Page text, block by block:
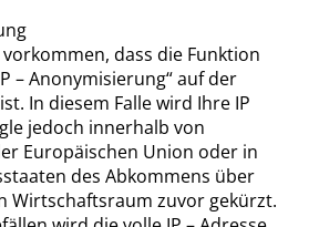
dass die Funktion
– Anonymisierung“ auf der
In diesem Falle wird Ihre IP
jedoch innerhalb von
Europäischen Union oder in
des Abkommens über
Wirtschaftsraum zuvor gekürzt.